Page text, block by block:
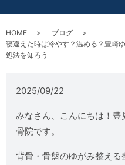
HOME
ブログ
寝違えた時は冷やす？温める？豊崎
処法を知ろう
2025/09/22
みなさん、こんにちは！
骨院です。
背骨・骨盤のゆがみ整え